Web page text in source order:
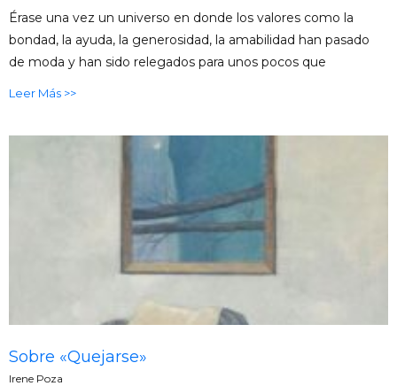
Érase una vez un universo en donde los valores como la
bondad, la ayuda, la generosidad, la amabilidad han pasado
de moda y han sido relegados para unos pocos que
Leer Más >>
Sobre «Quejarse»
Irene Poza